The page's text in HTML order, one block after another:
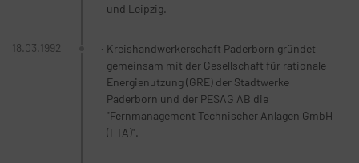
und Leipzig.
18.03.1992
Kreishandwerkerschaft Paderborn gründet
gemeinsam mit der Gesellschaft für rationale
Energienutzung (GRE) der Stadtwerke
Paderborn und der PESAG AB die
"Fernmanagement Technischer Anlagen GmbH
(FTA)".